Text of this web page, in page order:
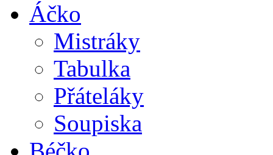
Áčko
Mistráky
Tabulka
Přáteláky
Soupiska